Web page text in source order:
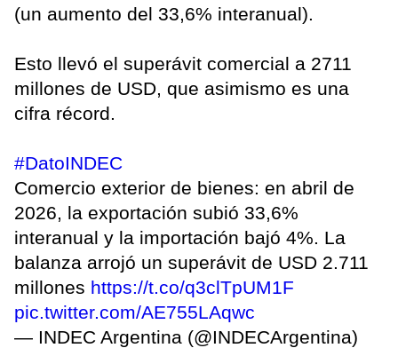
(un aumento del 33,6% interanual).
Esto llevó el superávit comercial a 2711
millones de USD, que asimismo es una
cifra récord.
#DatoINDEC
Comercio exterior de bienes: en abril de
2026, la exportación subió 33,6%
interanual y la importación bajó 4%. La
balanza arrojó un superávit de USD 2.711
millones https://t.co/q3clTpUM1F
pic.twitter.com/AE755LAqwc
— INDEC Argentina (@INDECArgentina)